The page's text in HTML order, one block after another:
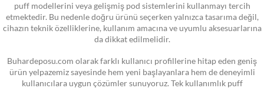
puff modellerini veya gelişmiş pod sistemlerini kullanmayı tercih
etmektedir. Bu nedenle doğru ürünü seçerken yalnızca tasarıma değil,
cihazın teknik özelliklerine, kullanım amacına ve uyumlu aksesuarlarına
da dikkat edilmelidir.
Buhardeposu.com olarak farklı kullanıcı profillerine hitap eden geniş
ürün yelpazemiz sayesinde hem yeni başlayanlara hem de deneyimli
kullanıcılara uygun çözümler sunuyoruz. Tek kullanımlık puff